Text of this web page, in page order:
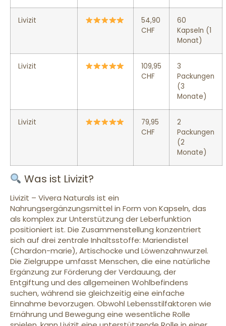
Livizit
54,90
CHF
60
Kapseln (1
Monat)
Livizit
109,95
CHF
3
Packungen
(3
Monate)
Livizit
79,95
CHF
2
Packungen
(2
Monate)
Was ist Livizit?
Livizit – Vivera Naturals ist ein
Nahrungsergänzungsmittel in Form von Kapseln, das
als komplex zur Unterstützung der Leberfunktion
positioniert ist. Die Zusammenstellung konzentriert
sich auf drei zentrale Inhaltsstoffe: Mariendistel
(Chardon-marie), Artischocke und Löwenzahnwurzel.
Die Zielgruppe umfasst Menschen, die eine natürliche
Ergänzung zur Förderung der Verdauung, der
Entgiftung und des allgemeinen Wohlbefindens
suchen, während sie gleichzeitig eine einfache
Einnahme bevorzugen. Obwohl Lebensstilfaktoren wie
Ernährung und Bewegung eine wesentliche Rolle